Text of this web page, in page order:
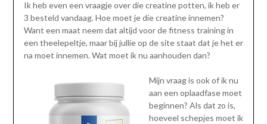
Ik heb even een vraagje over die creatine potten, ik heb er
3 besteld vandaag. Hoe moet je die creatine innemen?
Want een maat neem dat altijd voor de fitness training in
een theelepeltje, maar bij jullie op de site staat dat je het er
na moet innemen. Wat moet ik nu aanhouden dan?
Mijn vraag is ook of ik nu
aan een oplaadfase moet
beginnen? Als dat zo is,
hoeveel schepjes moet ik